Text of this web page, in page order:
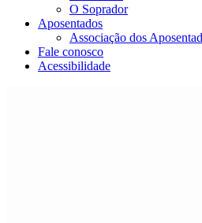
O Soprador
Aposentados
Associação dos
Fale conosco
Acessibilidade